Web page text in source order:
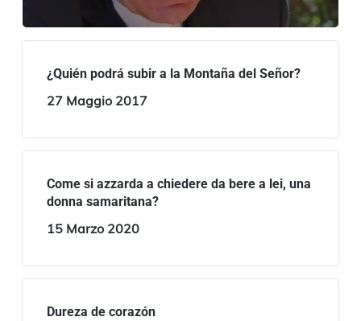
¿Quién podrá subir a la Montaña del Señor?
27 Maggio 2017
Come si azzarda a chiedere da bere a lei, una
donna samaritana?
15 Marzo 2020
Dureza de corazón